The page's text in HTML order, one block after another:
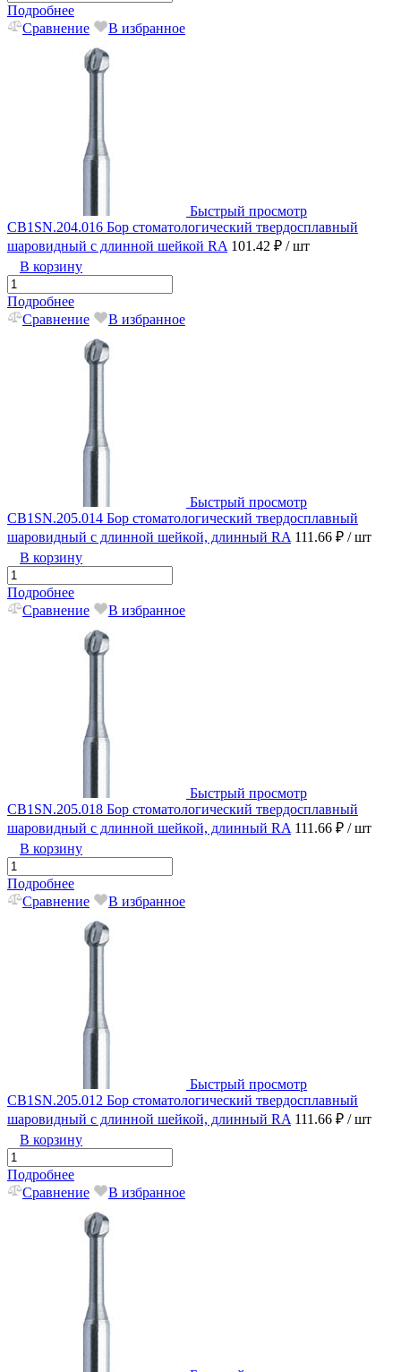
Подробнее
Сравнение
В избранное
Быстрый просмотр
CB1SN.204.016 Бор стоматологический твердосплавный
шаровидный с длинной шейкой RA 101.42 ₽ / шт
В корзину
Подробнее
Сравнение
В избранное
Быстрый просмотр
CB1SN.205.014 Бор стоматологический твердосплавный
шаровидный с длинной шейкой, длинный RA 111.66 ₽ / шт
В корзину
Подробнее
Сравнение
В избранное
Быстрый просмотр
CB1SN.205.018 Бор стоматологический твердосплавный
шаровидный с длинной шейкой, длинный RA 111.66 ₽ / шт
В корзину
Подробнее
Сравнение
В избранное
Быстрый просмотр
CB1SN.205.012 Бор стоматологический твердосплавный
шаровидный с длинной шейкой, длинный RA 111.66 ₽ / шт
В корзину
Подробнее
Сравнение
В избранное